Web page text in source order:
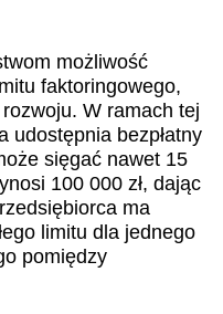
możliwość
faktoringowego,
W ramach tej
udostępnia bezpłatny
sięgać nawet 15
100 000 zł, dając
ma
limitu dla jednego
pomiędzy